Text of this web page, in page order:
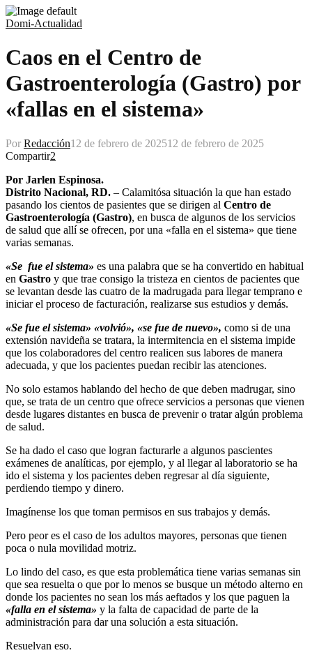
Domi-Actualidad
Caos en el Centro de
Gastroenterología (Gastro) por
«fallas en el sistema»
Por Redacción12 de febrero de 202512 de febrero de 2025
Compartir2
Por Jarlen Espinosa.
Distrito Nacional, RD. – Calamitósa situación la que han estado
pasando los cientos de pasientes que se dirigen al Centro de
Gastroenterología (Gastro), en busca de algunos de los servicios
de salud que allí se ofrecen, por una «falla en el sistema» que tiene
varias semanas.
«Se fue el sistema» es una palabra que se ha convertido en habitual
en Gastro y que trae consigo la tristeza en cientos de pacientes que
se levantan desde las cuatro de la madrugada para llegar temprano e
iniciar el proceso de facturación, realizarse sus estudios y demás.
«Se fue el sistema» «volvió», «se fue de nuevo», como si de una
extensión navideña se tratara, la intermitencia en el sistema impide
que los colaboradores del centro realicen sus labores de manera
adecuada, y que los pacientes puedan recibir las atenciones.
No solo estamos hablando del hecho de que deben madrugar, sino
que, se trata de un centro que ofrece servicios a personas que vienen
desde lugares distantes en busca de prevenir o tratar algún problema
de salud.
Se ha dado el caso que logran facturarle a algunos pascientes
exámenes de analíticas, por ejemplo, y al llegar al laboratorio se ha
ido el sistema y los pacientes deben regresar al día siguiente,
perdiendo tiempo y dinero.
Imagínense los que toman permisos en sus trabajos y demás.
Pero peor es el caso de los adultos mayores, personas que tienen
poca o nula movilidad motriz.
Lo lindo del caso, es que esta problemática tiene varias semanas sin
que sea resuelta o que por lo menos se busque un método alterno en
donde los pacientes no sean los más aeftados y los que paguen la
«falla en el sistema» y la falta de capacidad de parte de la
administración para dar una solución a esta situación.
Resuelvan eso.